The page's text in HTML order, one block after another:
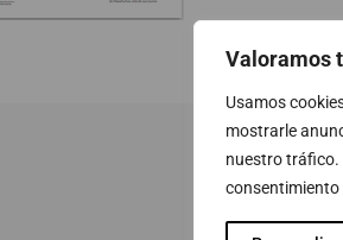
Valoramos
Usamos
mostrarle
nuestro tráfico.
consentimiento